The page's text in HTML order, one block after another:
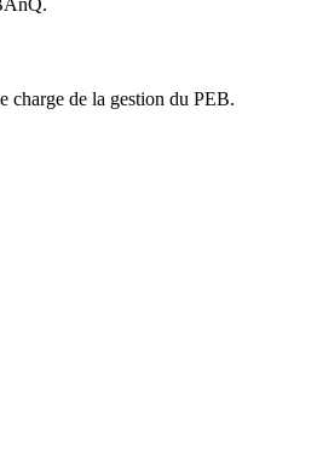
charge de la gestion du PEB.